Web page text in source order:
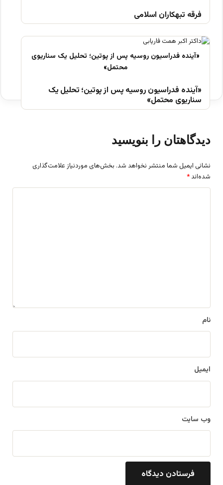
فرقه تبهکاران اسلامی
«آینده فدراسیون روسیه پس از پوتین؛ تحلیل یک
سناریوی محتمل»
دیدگاهتان را بنویسید
نشانی ایمیل شما منتشر نخواهد شد. بخش‌های موردنیاز علامت‌گذاری
شده‌اند *
نام
ایمیل
وب‌ سایت